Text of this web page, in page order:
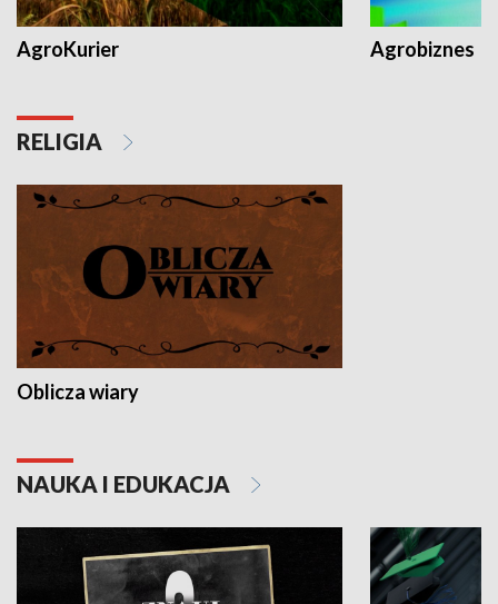
AgroKurier Agrobiznes
RELIGIA
Oblicza wiary
NAUKA I EDUKACJA